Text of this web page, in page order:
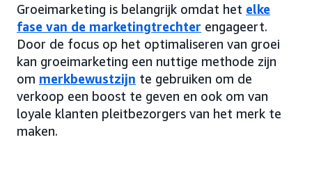
Groeimarketing is belangrijk omdat het elke
fase van de marketingtrechter engageert.
Door de focus op het optimaliseren van groei
kan groeimarketing een nuttige methode zijn
om merkbewustzijn te gebruiken om de
verkoop een boost te geven en ook om van
loyale klanten pleitbezorgers van het merk te
maken.